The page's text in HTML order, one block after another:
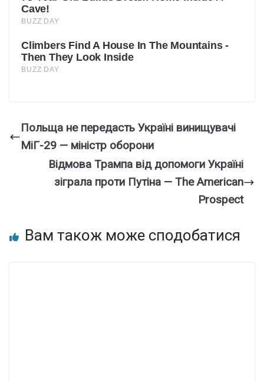
Польща не передасть Україні винищувачі
МіГ-29 — міністр оборони
Відмова Трампа від допомоги Україні
зіграла проти Путіна — The American
Prospect
Вам також може сподобатися